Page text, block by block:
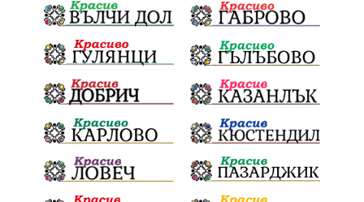
НационаленШампион ОрлинОрлиновЕнчев
ВСС СъдебнаРеформа Шантаж
ПолитическиНатиск ЗаплахаЗаАрест
ПартияВеличие ЕкатеринаДафовска Тракия
ПТП Сливен КварталРечица Данъци